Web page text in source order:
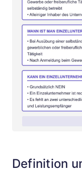
Definition